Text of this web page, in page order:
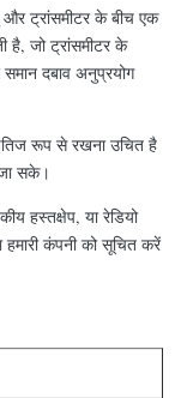
और ट्रांसमीटर के बीच एक
है, जो ट्रांसमीटर के
दबाव अनुप्रयोग
रूप से रखना उचित है
सके।
हस्तक्षेप, या रेडियो
कंपनी को सूचित करें